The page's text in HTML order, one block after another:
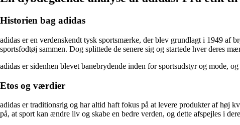
Historien bag adidas
adidas er en verdenskendt tysk sportsmærke, der blev grundlagt i 1949 af
sportsfodtøj sammen. Dog splittede de senere sig og startede hver deres
adidas er sidenhen blevet banebrydende inden for sportsudstyr og mode,
Etos og værdier
adidas er traditionsrig og har altid haft fokus på at levere produkter af høj
på, at sport kan ændre liv og skabe en bedre verden, og dette afspejles i